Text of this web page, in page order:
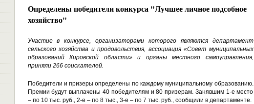
Определены победители конкурса "Лучшее личное подсобное
хозяйство"
Участие в конкурсе, организаторами которого являются департамент
сельского хозяйства и продовольствия, ассоциация «Совет муниципальных
образований Кировской области» и органы местного самоуправления,
приняли 266 соискателей.
Победители и призеры определены по каждому муниципальному образованию.
Премии будут выплачены 40 победителям и 80 призерам. Занявшим 1-е место
– по 10 тыс. руб., 2-е – по 8 тыс., 3-е – по 7 тыс. руб., сообщили в департаменте.